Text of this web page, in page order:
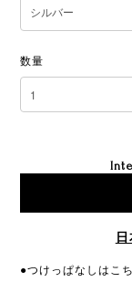
数量
●つけっぱなしはこ